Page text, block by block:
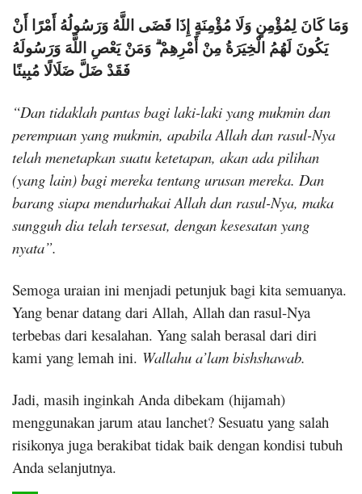
وَمَا كَانَ لِمُؤْمِنٍ وَلَا مُؤْمِنَةٍ إِذَا قَضَى اللَّهُ وَرَسُولُهُ أَمْرًا أَنْ
يَكُونَ لَهُمُ الْخِيَرَةُ مِنْ أَمْرِهِمْ ۗ وَمَنْ يَعْصِ اللَّهَ وَرَسُولَهُ
فَقَدْ ضَلَّ ضَلَالًا مُبِينًا
“Dan tidaklah pantas bagi laki-laki yang mukmin dan
perempuan yang mukmin, apabila Allah dan rasul-Nya
telah menetapkan suatu ketetapan, akan ada pilihan
(yang lain) bagi mereka tentang urusan mereka. Dan
barang siapa mendurhakai Allah dan rasul-Nya, maka
sungguh dia telah tersesat, dengan kesesatan yang
nyata”.
Semoga uraian ini menjadi petunjuk bagi kita semuanya.
Yang benar datang dari Allah, Allah dan rasul-Nya
terbebas dari kesalahan. Yang salah berasal dari diri
kami yang lemah ini. Wallahu a’lam bishshawab.
Jadi, masih inginkah Anda dibekam (hijamah)
menggunakan jarum atau lanchet? Sesuatu yang salah
risikonya juga berakibat tidak baik dengan kondisi tubuh
Anda selanjutnya.